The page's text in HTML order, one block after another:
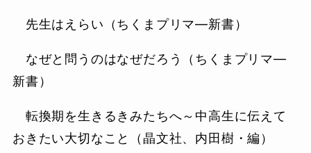
先生はえらい（ちくまプリマ―新書）
なぜと問うのはなぜだろう（ちくまプリマ―
新書）
転換期を生きるきみたちへ～中高生に伝えて
おきたい大切なこと（晶文社、内田樹・編）